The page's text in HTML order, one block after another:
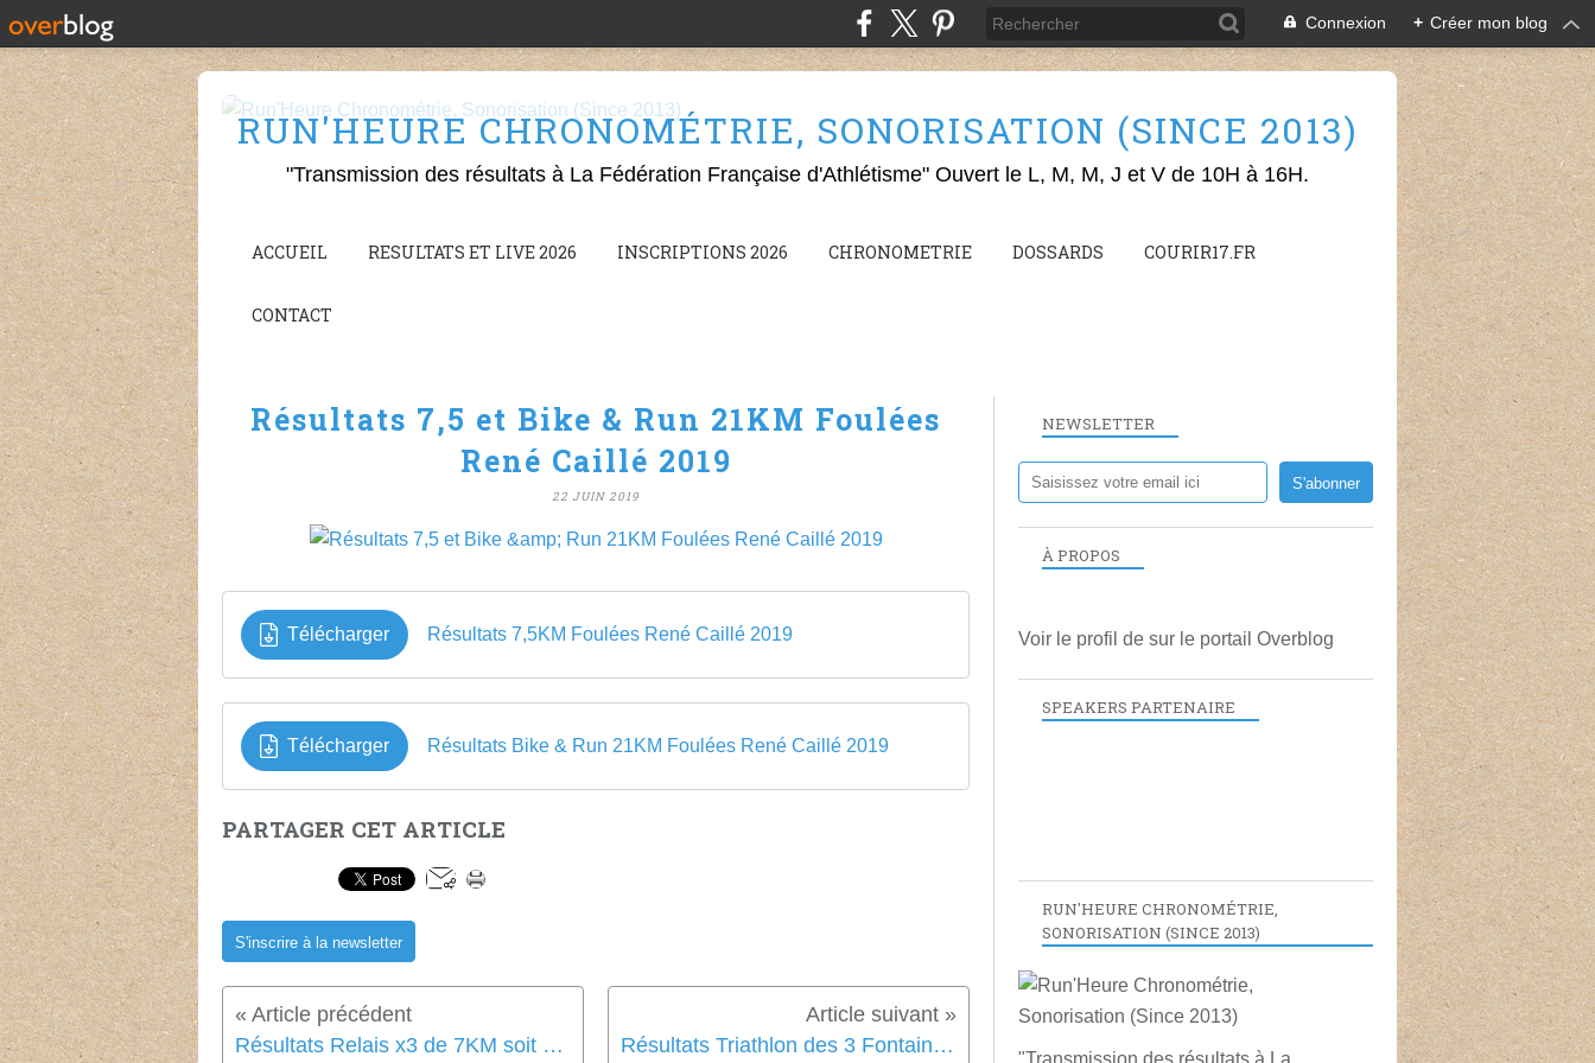
Connexion + Créer mon blog
RUN'HEURE CHRONOMÉTRIE, SONORISATION (SINCE 2013)
"Transmission des résultats à La Fédération Française d'Athlétisme" Ouvert le L, M, M, J et V de 10H à 16H.
ACCUEIL RESULTATS ET LIVE 2026 INSCRIPTIONS 2026 CHRONOMETRIE DOSSARDS COURIR17.FR
CONTACT
Résultats 7,5 et Bike & Run 21KM Foulées
René Caillé 2019
22 JUIN 2019
Télécharger Résultats 7,5KM Foulées René Caillé 2019
Télécharger Résultats Bike & Run 21KM Foulées René Caillé 2019
PARTAGER CET ARTICLE
S'inscrire à la newsletter
Résultats Relais x3 de 7KM soit 21KM Relais Aprés l'Envol 2019 Résultats Triathlon des 3 Fontaines 2019
NEWSLETTER
RUN'HEURE CHRONOMÉTRIE,
SONORISATION (SINCE 2013)
"Transmission des résultats à La
À PROPOS
Voir le profil de sur le portail Overblog
SPEAKERS PARTENAIRE